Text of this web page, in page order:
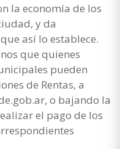
la economía de los
y da
así lo establece.
que quienes
pueden
de Rentas, a
o bajando la
el pago de los